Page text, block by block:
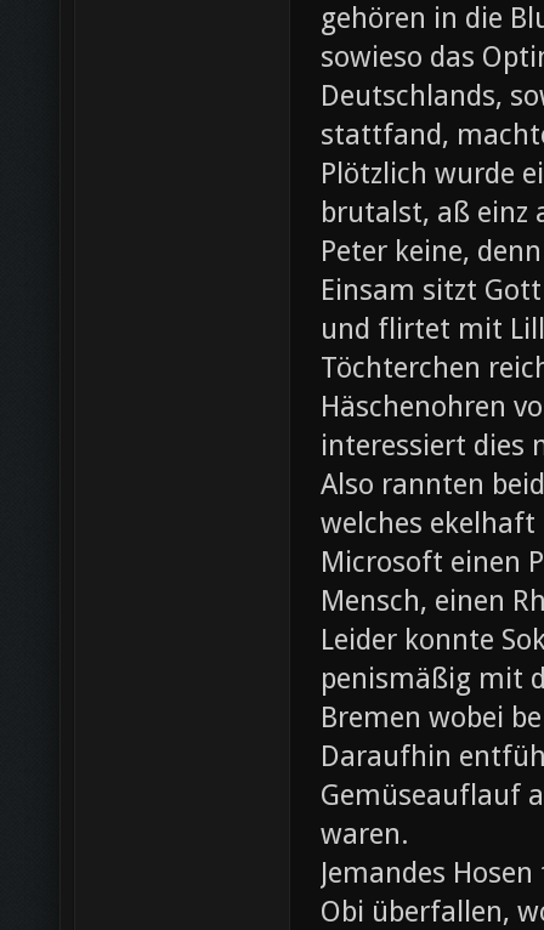
gehören in die
sowieso das
Deutschlands,
stattfand,
Plötzlich wurde
brutalst, aß einz
Peter keine,
Einsam sitzt
und flirtet mit
Töchterchen
Häschenohren
interessiert dies
Also rannten
welches
Microsoft einen
Mensch, einen
Leider konnte
penismäßig mit
Bremen wobei
Daraufhin
Gemüseauflauf
waren.
Jemandes
Obi überfallen,